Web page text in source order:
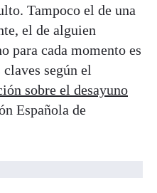
Tampoco el de una
el de alguien
para cada momento es
según el
sobre el desayuno
Española de